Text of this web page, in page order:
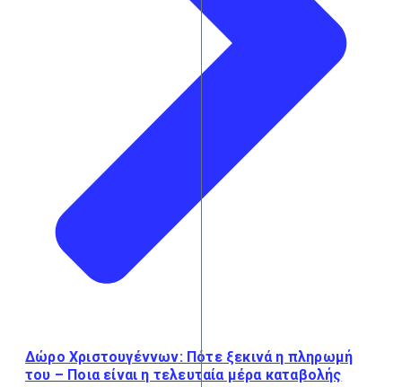
Δώρο Χριστουγέννων: Πότε ξεκινά η πληρωμή
του – Ποια είναι η τελευταία μέρα καταβολής